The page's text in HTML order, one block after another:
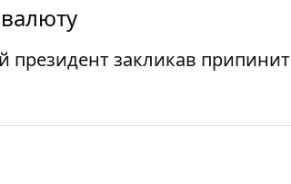
президент закликав